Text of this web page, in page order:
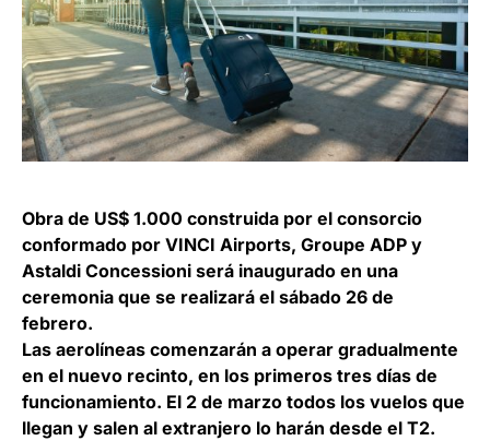
Obra de US$ 1.000 construida por el consorcio
conformado por VINCI Airports, Groupe ADP y
Astaldi Concessioni será inaugurado en una
ceremonia que se realizará el sábado 26 de
febrero.
Las aerolíneas comenzarán a operar gradualmente
en el nuevo recinto, en los primeros tres días de
funcionamiento. El 2 de marzo todos los vuelos que
llegan y salen al extranjero lo harán desde el T2.